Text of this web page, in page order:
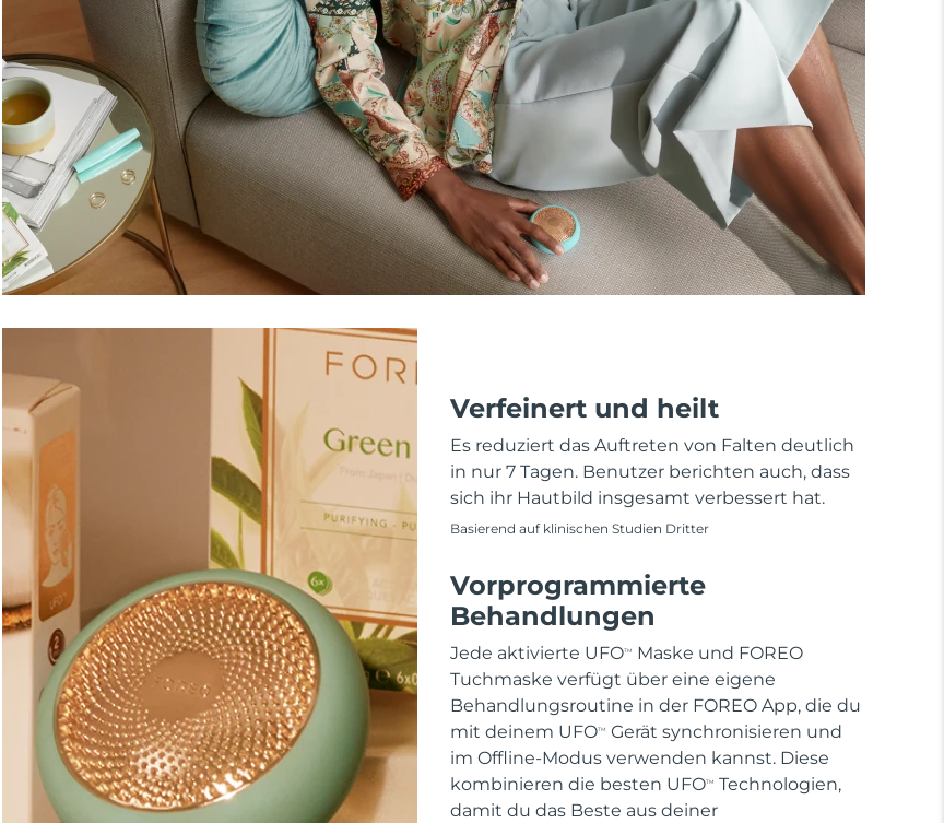
Verfeinert und heilt
Es reduziert das Auftreten von Falten deutlich
in nur 7 Tagen. Benutzer berichten auch, dass
sich ihr Hautbild insgesamt verbessert hat.
Basierend auf klinischen Studien Dritter
Vorprogrammierte
Behandlungen
Jede aktivierte UFOTM
Maske und FOREO
Tuchmaske verfügt über eine eigene
Behandlungsroutine in der FOREO App, die du
mit deinem UFOTM
Gerät synchronisieren und
im Offline-Modus verwenden kannst. Diese
kombinieren die besten UFOTM
Technologien,
damit du das Beste aus deiner